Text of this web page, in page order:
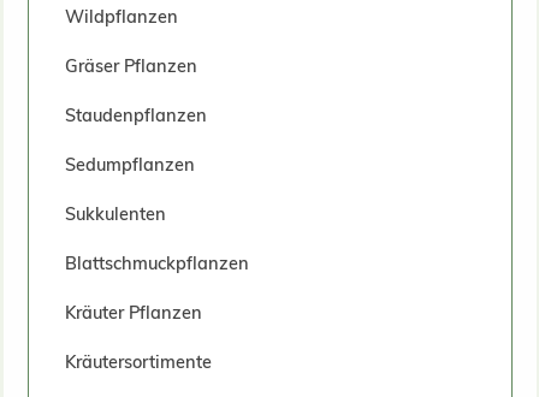
Wildpflanzen
Gräser Pflanzen
Staudenpflanzen
Sedumpflanzen
Sukkulenten
Blattschmuckpflanzen
Kräuter Pflanzen
Kräutersortimente